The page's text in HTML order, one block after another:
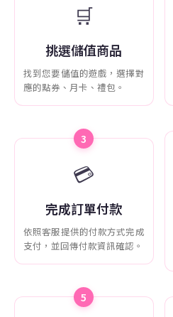
🛒
挑選儲值商品
找到您要儲值的遊戲，選擇對
應的點券、月卡、禮包。
3
💳
完成訂單付款
依照客服提供的付款方式完成
支付，並回傳付款資訊確認。
5